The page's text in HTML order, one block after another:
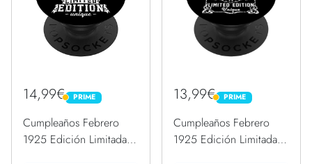
14,99€ PRIME
PRIME
Cumpleaños Febrero
1925 Edición Limitada
13,99€ PRIME
PRIME
Cumpleaños Febrero
1925 Edición Limitada